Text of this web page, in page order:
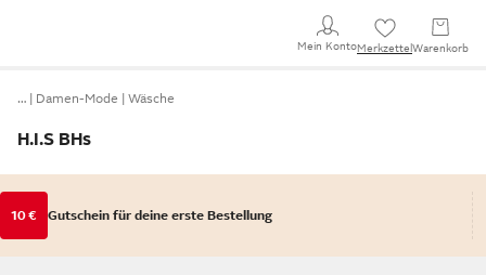
Mein KontoMerkzettel Warenkorb
… Damen-Mode Wäsche
H.I.S BHs
10 € Gutschein für deine erste Bestellung